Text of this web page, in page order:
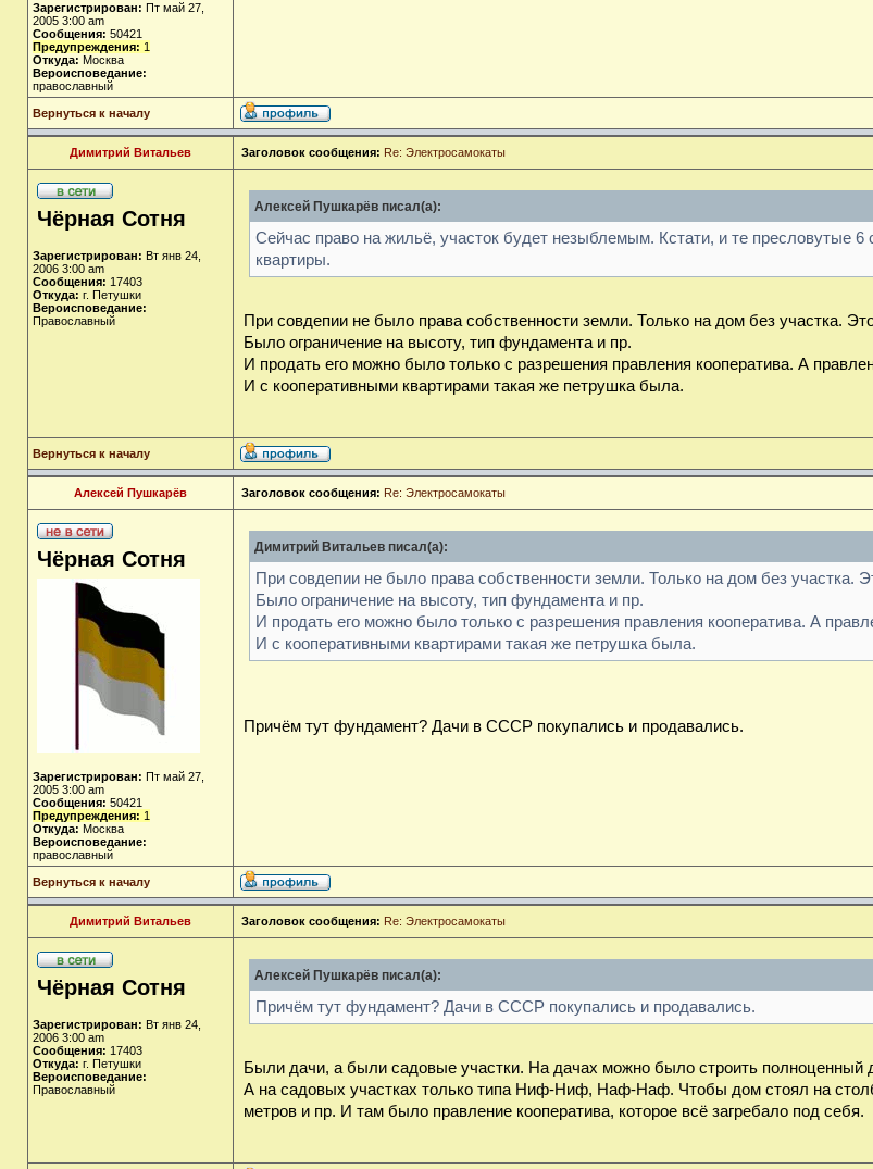
Зарегистрирован: Пт май 27,
2005 3:00 am
Сообщения: 50421
Предупреждения: 1
Откуда: Москва
Вероисповедание:
православный
Вернуться к началу
Димитрий Витальев Заголовок сообщения: Re: Электросамокаты
Чёрная Сотня
Зарегистрирован: Вт янв 24,
2006 3:00 am
Сообщения: 17403
Откуда: г. Петушки
Вероисповедание:
Православный
Алексей Пушкарёв писал(а):
Сейчас право на жильё, участок будет незыблемым. Кстати, и те пресловутые
квартиры.
При совдепии не было права собственности земли. Только на дом без участка.
Было ограничение на высоту, тип фундамента и пр.
И продать его можно было только с разрешения правления кооператива. А
И с кооперативными квартирами такая же петрушка была.
Вернуться к началу
Алексей Пушкарёв Заголовок сообщения: Re: Электросамокаты
Чёрная Сотня
Зарегистрирован: Пт май 27,
2005 3:00 am
Сообщения: 50421
Предупреждения: 1
Откуда: Москва
Вероисповедание:
православный
Димитрий Витальев писал(а):
При совдепии не было права собственности земли. Только на дом без
Было ограничение на высоту, тип фундамента и пр.
И продать его можно было только с разрешения правления кооператива. А
И с кооперативными квартирами такая же петрушка была.
Причём тут фундамент? Дачи в СССР покупались и продавались.
Вернуться к началу
Димитрий Витальев Заголовок сообщения: Re: Электросамокаты
Чёрная Сотня
Зарегистрирован: Вт янв 24,
2006 3:00 am
Сообщения: 17403
Откуда: г. Петушки
Вероисповедание:
Православный
Алексей Пушкарёв писал(а):
Причём тут фундамент? Дачи в СССР покупались и продавались.
Были дачи, а были садовые участки. На дачах можно было строить полноценный
А на садовых участках только типа Ниф-Ниф, Наф-Наф. Чтобы дом стоял на
метров и пр. И там было правление кооператива, которое всё загребало под себя.